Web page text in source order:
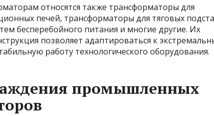
относятся также трансформаторы для
печей, трансформаторы для тяговых
бесперебойного питания и многие другие. Их
позволяет адаптироваться к
работу технологического оборудования.
промышленных